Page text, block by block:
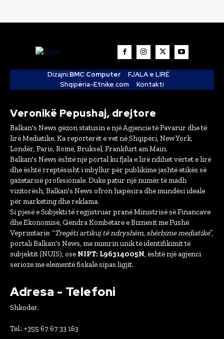
Dizajni:BMC Computer
FJALA e LIRË
Shqipëria-Etnike.com
Kontakti
Veronikë Pepushaj, drejtore
Balkan's News gëzon statusin e një Agjencie të Pavarur dhe të
lirë Mediatike. Ka reporterët e vet në Shqipëri, New York,
Londër, Paris, Romë, Bruksel, Frankfurt am Main.
Balkan's News është një portal ku fjala e lirë ndihet vërtet e lirë
dhe është rreptësisht i mbyllur për publikime jashtë etikës së
gazetarisë profesionale. Duke patur një numër të madh
vizitorësh, Balkan's News ofron hapësira dhe mundësi ideale
për marketing dhe reklama.
Si pjesë e Subjekti të regjistruar pranë Ministrisë së Financave
dhe Ekonomisë, Qëndra Kombëtare e Biznesit me Fushë
Veprimtarie: “Tregëti artikuj të ndryshëm, shërbime mediatike”,
portali Balkan's News, me numrin unik të identifikimit të
subjektit (NUIS), ose NIPT: L96314005N , është një agjenci
serioze me elementë fiskalë sipas ligjit.
Adresa - Telefoni
Shkoder.
Tel.: +355 67 67 33 163